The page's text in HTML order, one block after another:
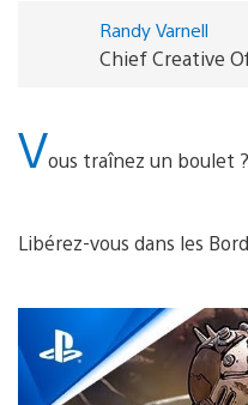
Randy Varnell
Chief Creative
Vous traînez un boulet
Libérez-vous dans les